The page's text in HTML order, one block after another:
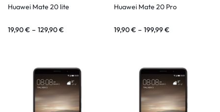
Huawei Mate 20 lite
19,90€ – 129,90€
Huawei Mate 20 Pro
19,90€ – 199,99€